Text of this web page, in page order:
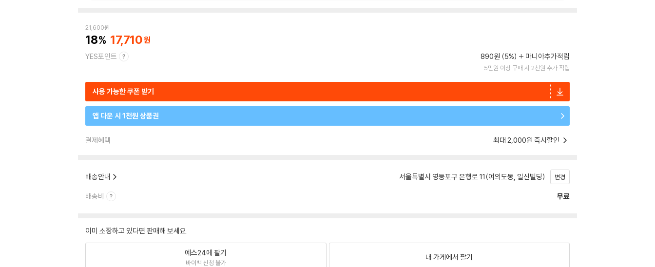
21,600원
18 17,710
YES포인트 890원 (5%) 마니아추가적립
5만원 이상 구매 시 2천원 추가 적립
사용 가능한 쿠폰 받기
앱 다운 시 1천원 상품권
결제혜택 최대 2,000원 즉시할인
배송안내 서울특별시 영등포구 은행로 11(여의도동, 일신빌딩) 변경
배송비 무료
이미 소장하고 있다면 판매해 보세요.
예스24에 팔기
바이백 신청 불가
내 가게에서 팔기